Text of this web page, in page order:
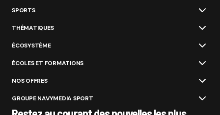
SPORTS
THÉMATIQUES
ÉCOSYSTÈME
ÉCOLES ET FORMATIONS
NOS OFFRES
GROUPE NAVYMEDIA SPORT